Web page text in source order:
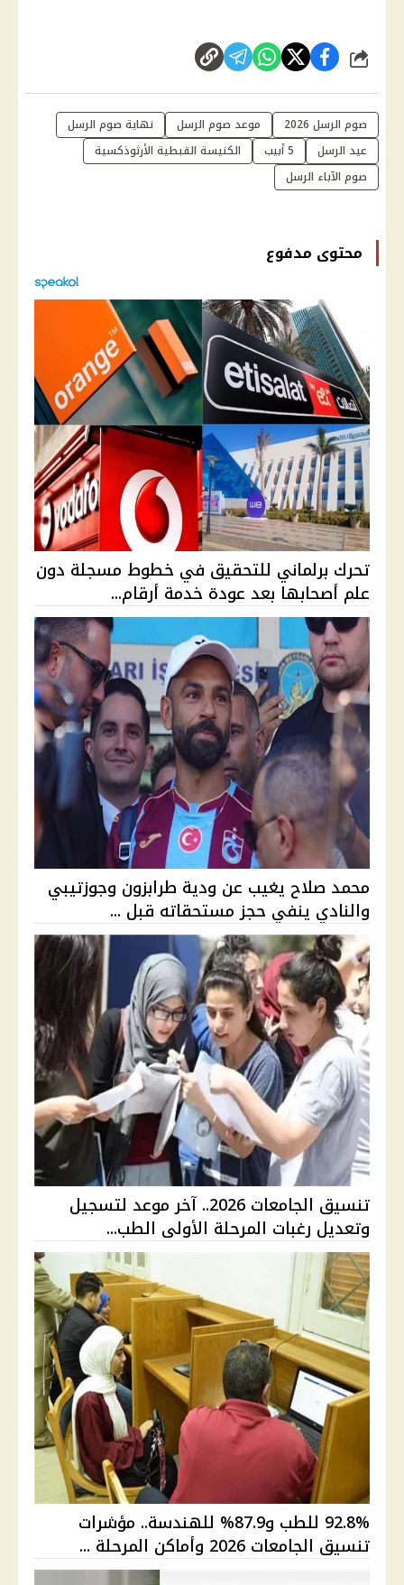
شارك
صوم الرسل 2026 موعد صوم الرسل
نهاية صوم الرسل
عيد الرسل
5 أبيب
الكنيسة القبطية الأرثوذكسية
صوم الآباء الرسل
محتوى مدفوع
تحرك برلماني للتحقيق في خطوط مسجلة دون
علم أصحابها بعد عودة خدمة أرقام...
محمد صلاح يغيب عن ودية طرابزون وجوزتيبي
والنادي ينفي حجز مستحقاته قبل ...
تنسيق الجامعات 2026.. آخر موعد لتسجيل
وتعديل رغبات المرحلة الأولى الطب...
92.8% للطب و87.9% للهندسة.. مؤشرات
تنسيق الجامعات 2026 وأماكن المرحلة ...